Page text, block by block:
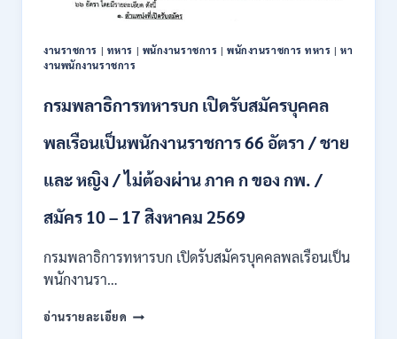
งานราชการ | ทหาร | พนักงานราชการ |พนักงานราชการ ทหาร |หา
งานพนักงานราชการ
กรมพลาธิการทหารบก เปิดรับสมัครบุคคล
พลเรือนเป็นพนักงานราชการ 66 อัตรา / ชาย
และ หญิง / ไม่ต้องผ่าน ภาค ก ของ กพ. /
สมัคร 10 – 17 สิงหาคม 2569
กรมพลาธิการทหารบก เปิดรับสมัครบุคคลพลเรือนเป็น
พนักงานรา…
อ่านรายละเอียด กรม